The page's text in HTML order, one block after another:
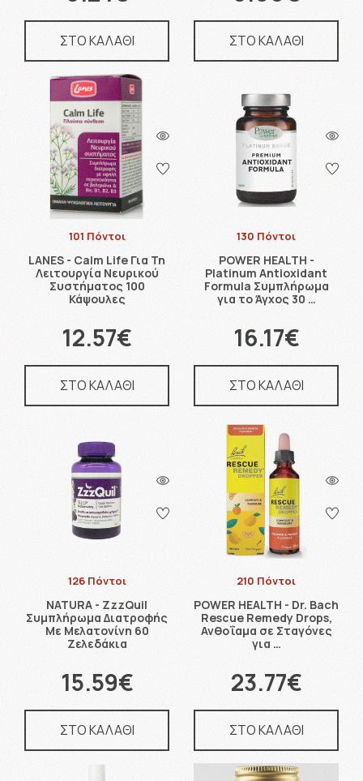
ΣΤΟ ΚΑΛΑΘΙ ΣΤΟ ΚΑΛΑΘΙ
101 Πόντοι
LANES - Calm Life Για Τη
Λειτουργία Νευρικού
Συστήματος 100
Κάψουλες
12.57€
ΣΤΟ ΚΑΛΑΘΙ
130 Πόντοι
POWER HEALTH -
Platinum Antioxidant
Formula Συμπλήρωμα
για το Άγχος 30 …
16.17€
ΣΤΟ ΚΑΛΑΘΙ
126 Πόντοι
NATURA - ZzzQuil
Συμπλήρωμα Διατροφής
Με Μελατονίνη 60
Ζελεδάκια
15.59€
ΣΤΟ ΚΑΛΑΘΙ
210 Πόντοι
POWER HEALTH - Dr. Bach
Rescue Remedy Drops,
Ανθοΐαμα σε Σταγόνες
για …
23.77€
ΣΤΟ ΚΑΛΑΘΙ